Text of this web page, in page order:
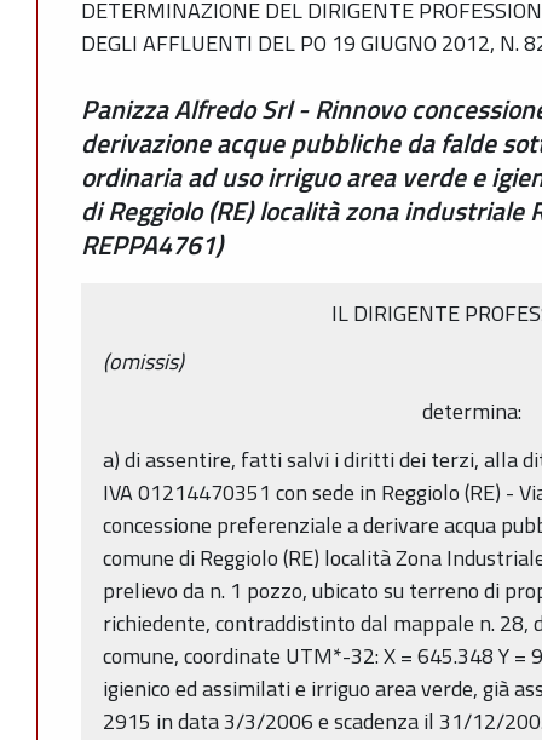
DETERMINAZIONE DEL DIRIGENTE
DEGLI AFFLUENTI DEL PO 19 GIUGNO 2012, N.
Panizza Alfredo Srl - Rinnovo
derivazione acque pubbliche da falde
ordinaria ad uso irriguo area verde e
di Reggiolo (RE) località zona industriale
REPPA4761)
IL DIRIGENTE
(omissis)
determina:
a) di assentire, fatti salvi i diritti dei terzi, alla
IVA 01214470351 con sede in Reggiolo (RE) -
concessione preferenziale a derivare acqua
comune di Reggiolo (RE) località Zona
prelievo da n. 1 pozzo, ubicato su terreno di
richiedente, contraddistinto dal mappale n. 28,
comune, coordinate UTM*-32: X = 645.348 Y =
igienico ed assimilati e irriguo area verde, già
2915 in data 3/3/2006 e scadenza il 31/12/